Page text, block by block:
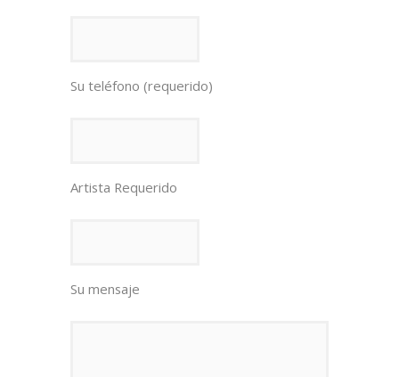
Su teléfono (requerido)
Artista Requerido
Su mensaje